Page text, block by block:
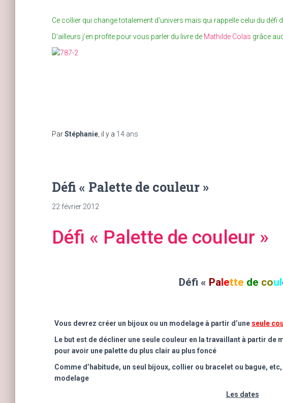
Ce collier qui change totalement d’univers mais qui rappelle celui du défi
D’ailleurs j’en profite pour vous parler du livre de Mathilde Colas grâce
ParStéphanie , il y a 14 ans
Défi « Palette de couleur »
22 février 2012
Défi « Palette de couleur »
Défi « Palette de coul
Vous devrez créer un bijoux ou un modelage à partir d’une seule
Le but est de décliner une seule couleur en la travaillant à partir de
pour avoir une palette du plus clair au plus foncé
Comme d’habitude, un seul bijoux, collier ou bracelet ou bague,
modelage
Les dates